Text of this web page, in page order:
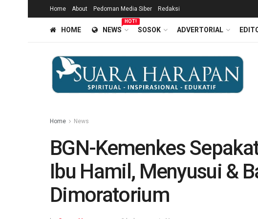
Home About Pedoman Media Siber Redaksi
HOME NEWS
HOT!
SOSOK ADVERTORIAL
Home News
BGN-Kemenkes
Ibu Hamil, Menyusui &
Dimoratorium